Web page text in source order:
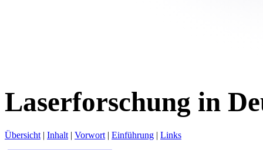
Laserforschung in
Übersicht | Inhalt | Vorwort | Einführung | Links